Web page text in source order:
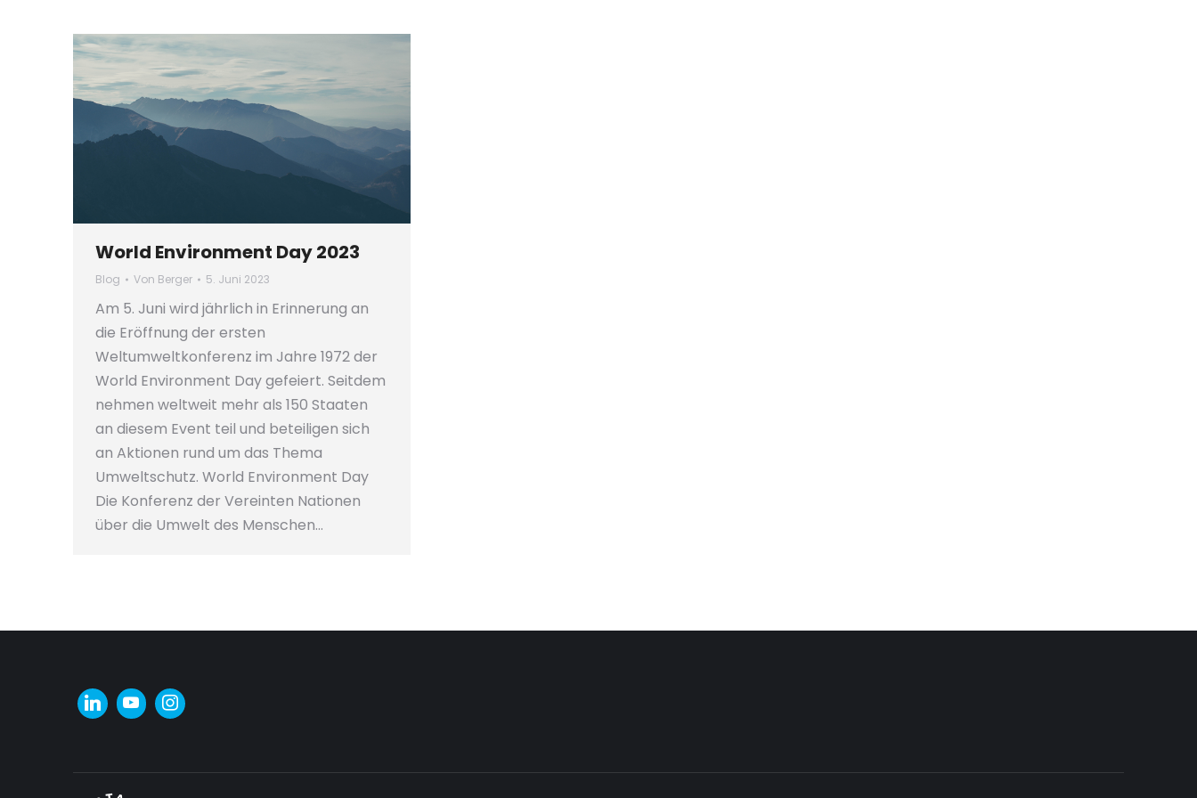
World Environment Day 2023
Blog Von Berger 5. Juni 2023
Am 5. Juni wird jährlich in Erinnerung an
die Eröffnung der ersten
Weltumweltkonferenz im Jahre 1972 der
World Environment Day gefeiert. Seitdem
nehmen weltweit mehr als 150 Staaten
an diesem Event teil und beteiligen sich
an Aktionen rund um das Thema
Umweltschutz. World Environment Day
Die Konferenz der Vereinten Nationen
über die Umwelt des Menschen…